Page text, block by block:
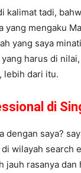
kalimat tadi,
yang mengaku
yang saya
harus di
lebih dari itu.
di
dengan saya?
wilayah search
jauh rasanya